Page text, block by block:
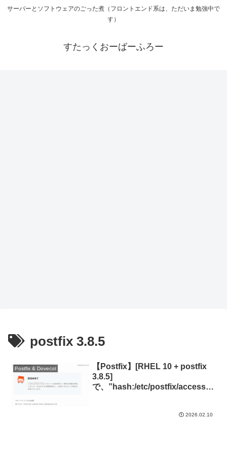
サーバーとソフトウェアのごった煮（フロントエンド系は、ただいま勉強中で
す）
すたっくおーばーふろー
postfix 3.8.5
Postfix & Dovecot
【Postfix】[RHEL 10 + postfix
3.8.5]
で、”hash:/etc/postfix/access is
2026.02.10